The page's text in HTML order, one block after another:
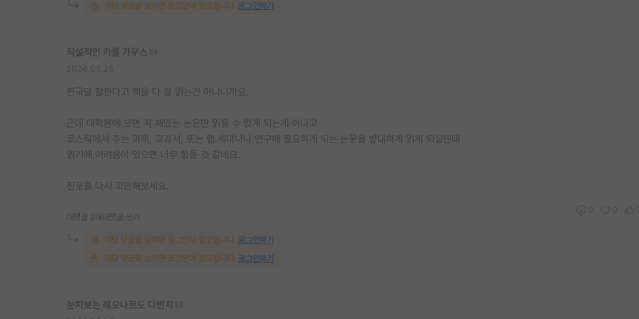
해당 댓글을 보려면 로그인이 필요합니다. 로그인하기
직설적인 카를 가우스
한국말 잘한다고 책을 다 잘 읽는건 아니니까요.
근데 대학원에 오면 꼭 재밌는 논문만 읽을 수 있게 되는게 아니고
코스웍에서 주는 과제, 교과서, 또는 랩 세미나나 연구에 필요하게 되는 논문을 방대하게 읽게 되실텐데
읽기에 어려움이 있으면 너무 힘들 것 같네요.
진로를 다시 고민해보세요.
대댓글 2개 대댓글 쓰기
해당 댓글을 보려면 로그인이 필요합니다. 로그인하기
해당 댓글을 보려면 로그인이 필요합니다. 로그인하기
눈치보는 레오나르도 다빈치